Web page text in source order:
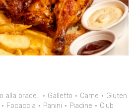
alla brace. Galletto Carne
Gluten
Focaccia Panini Piadine
Club